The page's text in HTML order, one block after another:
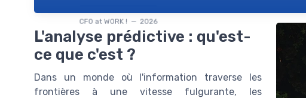
CFO at WORK ! — 2026
L'analyse prédictive : qu'est-
ce que c'est ?
Dans un monde où l'information traverse les
frontières à une vitesse fulgurante, les